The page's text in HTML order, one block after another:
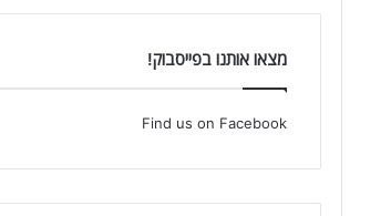
מצאו אותנו בפייסבוק!
Find us on Facebook